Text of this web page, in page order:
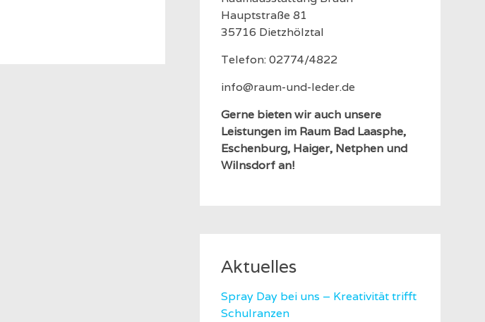
Hauptstraße 81
35716 Dietzhölztal
Telefon: 02774/4822
info@raum-und-leder.de
Gerne bieten wir auch unsere
Leistungen im Raum Bad Laasphe,
Eschenburg, Haiger, Netphen und
Wilnsdorf an!
Aktuelles
Spray Day bei uns – Kreativität trifft
Schulranzen